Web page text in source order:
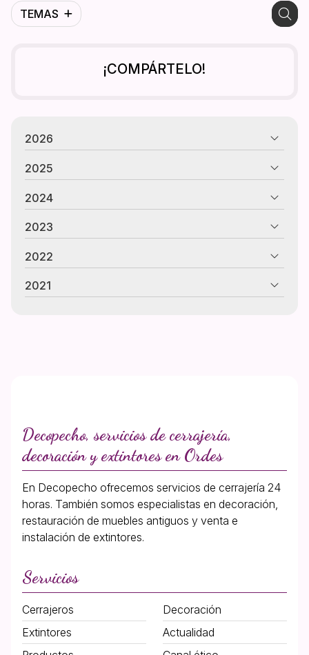
TEMAS
¡COMPÁRTELO!
2026
2025
2024
2023
2022
2021
Decopecho, servicios de cerrajería,
decoración y extintores en Ordes
En Decopecho ofrecemos servicios de cerrajería 24
horas. También somos especialistas en decoración,
restauración de muebles antiguos y venta e
instalación de extintores.
Servicios
Cerrajeros
Decoración
Extintores
Actualidad